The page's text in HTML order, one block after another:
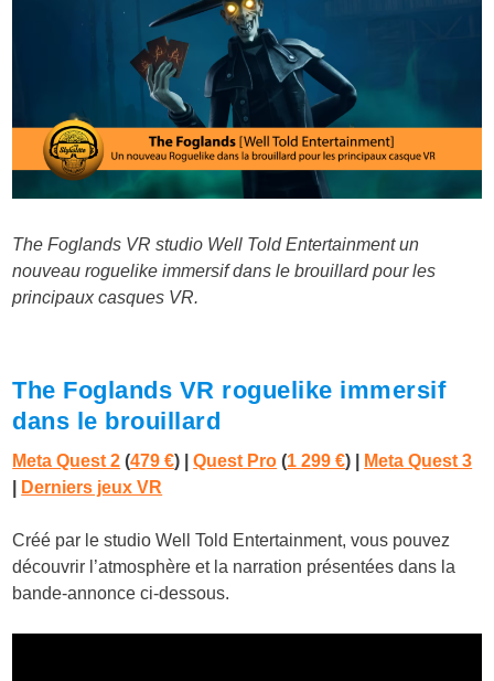
The Foglands VR studio Well Told Entertainment un
nouveau roguelike immersif dans le brouillard pour les
principaux casques VR.
The Foglands VR roguelike immersif
dans le brouillard
Meta Quest 2 (479 €) |Quest Pro (1 299 €)
Meta Quest 3
Derniers jeux VR
Créé par le studio Well Told Entertainment, vous pouvez
découvrir l’atmosphère et la narration présentées dans la
bande-annonce ci-dessous.